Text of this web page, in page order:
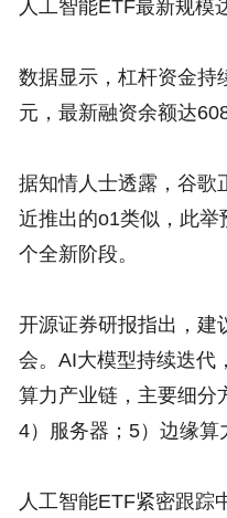
人工智能ETF最新规模
数据显示，杠杆资金持
元，最新融资余额达
据知情人士透露，谷歌
近推出的o1类似，此
个全新阶段。
开源证券研报指出，建
会。AI大模型持续迭代
算力产业链，主要细分
4）服务器；5）边缘算
人工智能ETF紧密跟踪